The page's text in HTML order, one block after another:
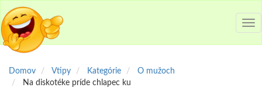
Domov Vtipy Kategórie
O mužoch
Na diskotéke príde chlapec ku